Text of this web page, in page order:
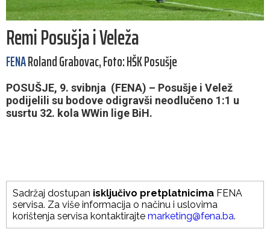
Remi Posušja i Veleža
FENARoland Grabovac, Foto: HŠK Posušje
POSUŠJE, 9. svibnja (FENA) – Posušje i Velež
podijelili su bodove odigravši neodlučeno 1:1 u
susrtu 32. kola WWin lige BiH.
Sadržaj dostupan isključivo pretplatnicima FENA
servisa. Za više informacija o načinu i uslovima
korištenja servisa kontaktirajte marketing@fena.ba.